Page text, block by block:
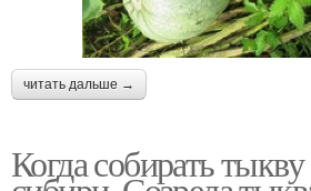
читать дальше →
Когда собирать